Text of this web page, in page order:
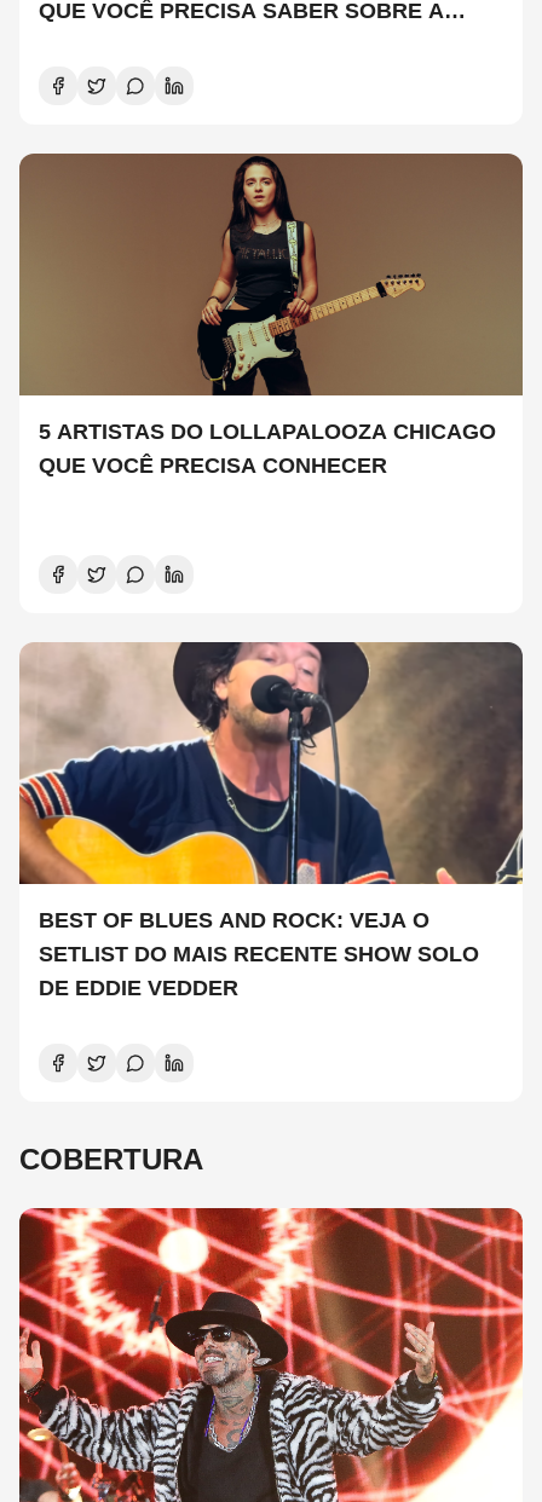
QUE VOCÊ PRECISA SABER SOBRE A
5 ARTISTAS DO LOLLAPALOOZA CHICAGO
QUE VOCÊ PRECISA CONHECER
BEST OF BLUES AND ROCK: VEJA O
SETLIST DO MAIS RECENTE SHOW SOLO
DE EDDIE VEDDER
COBERTURA